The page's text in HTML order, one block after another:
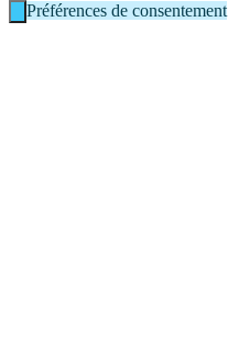
Préférences de consentement